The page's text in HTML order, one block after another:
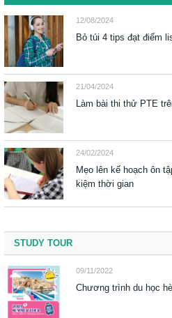
12/08/2024
Bỏ túi 4 tips đạt điểm
21/04/2024
Làm bài thi thử PTE
24/02/2024
Mẹo lên kế hoạch ôn
kiệm thời gian
STUDY TOUR
09/11/2022
Chương trình du học